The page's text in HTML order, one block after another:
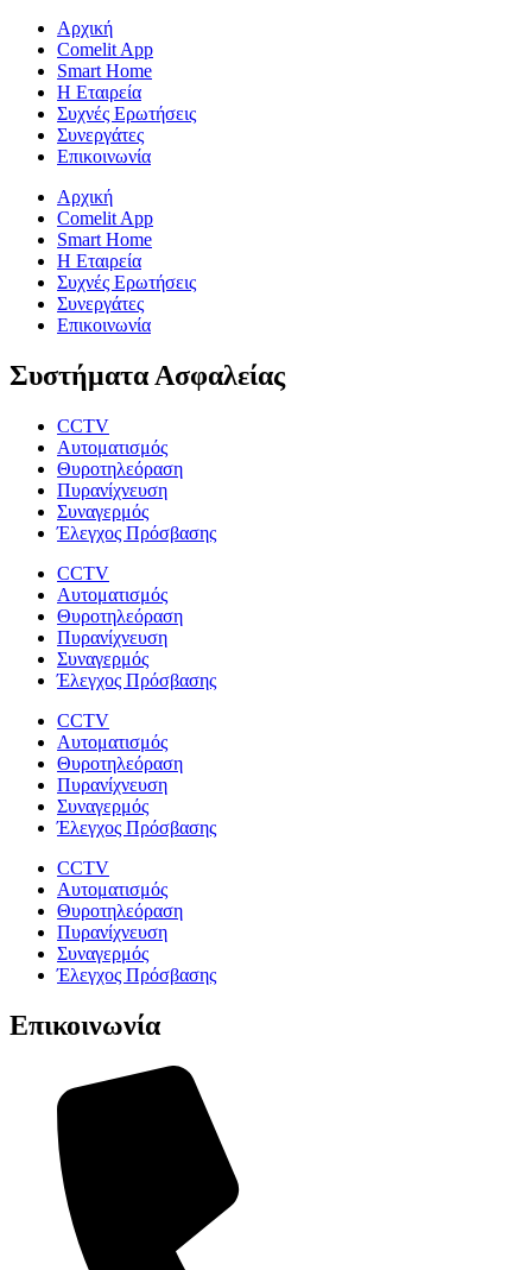
Αρχική
Comelit App
Smart Home
Η Εταιρεία
Συχνές Ερωτήσεις
Συνεργάτες
Επικοινωνία
Αρχική
Comelit App
Smart Home
Η Εταιρεία
Συχνές Ερωτήσεις
Συνεργάτες
Επικοινωνία
Συστήματα Ασφαλείας
CCTV
Αυτοματισμός
Θυροτηλεόραση
Πυρανίχνευση
Συναγερμός
Έλεγχος Πρόσβασης
CCTV
Αυτοματισμός
Θυροτηλεόραση
Πυρανίχνευση
Συναγερμός
Έλεγχος Πρόσβασης
CCTV
Αυτοματισμός
Θυροτηλεόραση
Πυρανίχνευση
Συναγερμός
Έλεγχος Πρόσβασης
CCTV
Αυτοματισμός
Θυροτηλεόραση
Πυρανίχνευση
Συναγερμός
Έλεγχος Πρόσβασης
Επικοινωνία